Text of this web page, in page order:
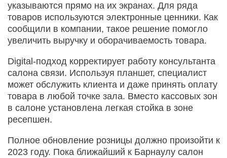
указываются прямо на их экранах. Для ряда
товаров используются электронные ценники. Как
сообщили в компании, такое решение помогло
увеличить выручку и оборачиваемость товара.
Digital-подход корректирует работу консультанта
салона связи. Используя планшет, специалист
может обслужить клиента и даже принять оплату
товара в любой точке зала. Вместо кассовых зон
в салоне установлена легкая стойка в зоне
ресепшен.
Полное обновление розницы должно произойти к
2023 году. Пока ближайший к Барнаулу салон